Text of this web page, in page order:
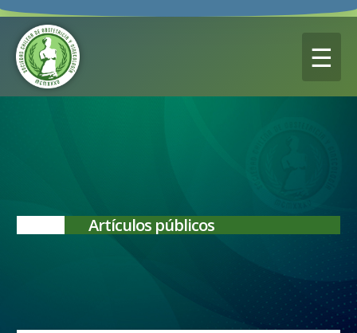
☰
Artículos públicos